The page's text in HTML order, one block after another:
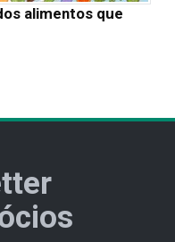
alimentos que